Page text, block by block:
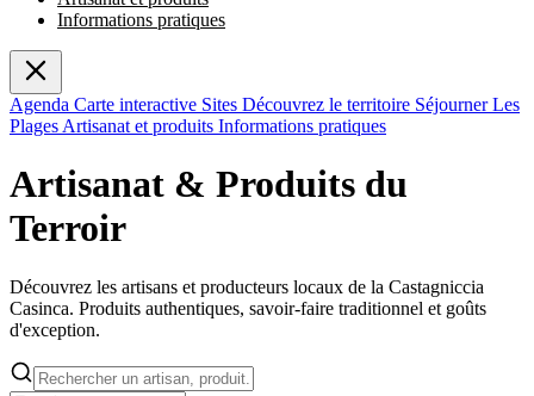
Informations pratiques
Agenda Carte interactive Sites Découvrez le territoire SéjournerLes
Plages Artisanat et produits Informations pratiques
Artisanat & Produits du
Terroir
Découvrez les artisans et producteurs locaux de la Castagniccia
Casinca. Produits authentiques, savoir-faire traditionnel et goûts
d'exception.